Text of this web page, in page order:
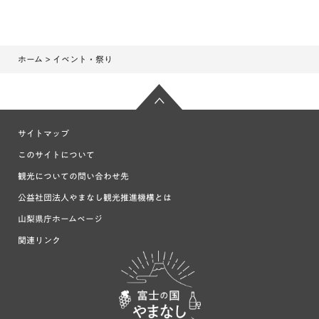
ホーム > イベント・祭り
サイトマップ
このサイトについて
観光についての問い合わせ先
公益社団法人やまなし観光推進機構とは
山梨県庁ホームページ
関連リンク
富士の国や
まなし